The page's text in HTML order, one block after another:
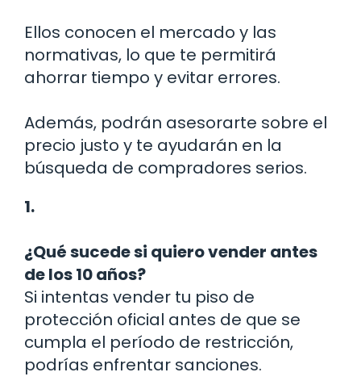
Ellos conocen el mercado y las
normativas, lo que te permitirá
ahorrar tiempo y evitar errores.
Además, podrán asesorarte sobre el
precio justo y te ayudarán en la
búsqueda de compradores serios.
1.
¿Qué sucede si quiero vender antes
de los 10 años?
Si intentas vender tu piso de
protección oficial antes de que se
cumpla el período de restricción,
podrías enfrentar sanciones.